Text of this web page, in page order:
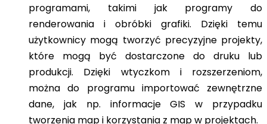
programami, takimi jak programy do
renderowania i obróbki grafiki. Dzięki temu
użytkownicy mogą tworzyć precyzyjne projekty,
które mogą być dostarczone do druku lub
produkcji. Dzięki wtyczkom i rozszerzeniom,
można do programu importować zewnętrzne
dane, jak np. informacje GIS w przypadku
tworzenia map i korzystania z map w projektach.